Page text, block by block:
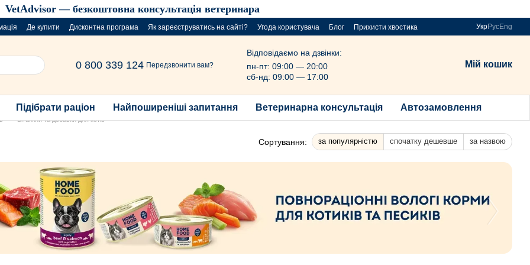
VetAdvisor — безкоштовна консультація ветеринара
Де купити Дисконтна програма Як зареєструватись на сайті? Угода користувача Блог
Прихисти хвостика
УкрРусEng
0 800 339 124 Передзвонити вам?
Відповідаємо на дзвінки:
пн-пт: 09:00 — 20:00
сб-нд: 09:00 — 17:00
Мій кошик
Підібрати раціон Найпоширеніші запитання Ветеринарна консультація Автозамовлення
Вітаміни та добавки для котів
Сортування: за популярністю спочатку дешевше за назвою